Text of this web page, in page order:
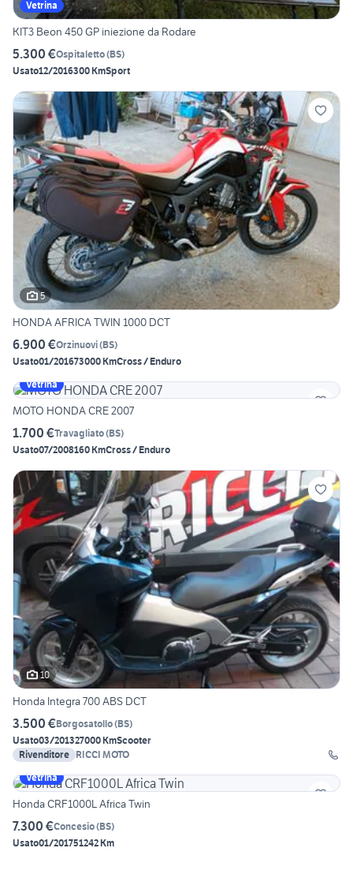
Vetrina
KIT3 Beon 450 GP iniezione da Rodare
5.300 €Ospitaletto(BS)
Usato12/2016300 KmSport
5
HONDA AFRICA TWIN 1000 DCT
6.900 €Orzinuovi(BS)
Usato01/201673000 KmCross / Enduro
Vetrina
MOTO HONDA CRE 2007
1.700 €Travagliato(BS)
Usato07/2008160 KmCross / Enduro
10
Honda Integra 700 ABS DCT
3.500 €Borgosatollo(BS)
Usato03/201327000 KmScooter
Rivenditore RICCI MOTO
Vetrina
Honda CRF1000L Africa Twin
7.300 €Concesio(BS)
Usato01/201751242 Km